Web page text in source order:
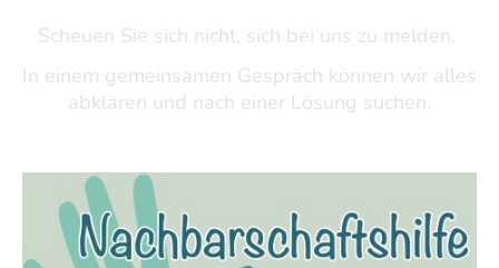
Scheuen Sie sich nicht, sich bei uns zu melden.
In einem gemeinsamen Gespräch können wir alles
abklären und nach einer Lösung suchen.